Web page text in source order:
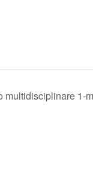
multidisciplinare 1-